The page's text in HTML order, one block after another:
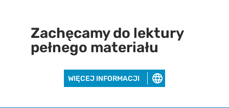
Zachęcamy do lektury
pełnego materiału
WIĘCEJ INFORMACJI